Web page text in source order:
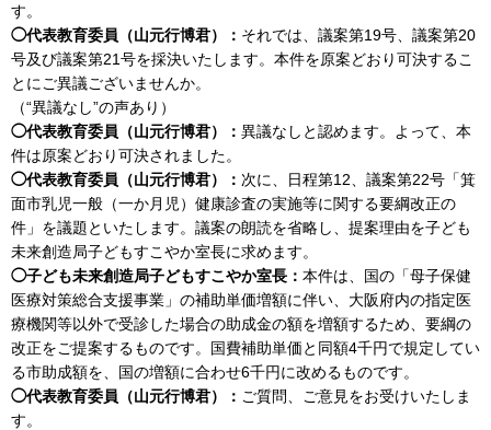
す。
◯代表教育委員（山元行博君）： それでは、議案第19号、議案第20
号及び議案第21号を採決いたします。本件を原案どおり可決するこ
とにご異議ございませんか。
（“異議なし”の声あり）
◯代表教育委員（山元行博君）： 異議なしと認めます。よって、本
件は原案どおり可決されました。
◯代表教育委員（山元行博君）： 次に、日程第12、議案第22号「箕
面市乳児一般（一か月児）健康診査の実施等に関する要綱改正の
件」を議題といたします。議案の朗読を省略し、提案理由を子ども
未来創造局子どもすこやか室長に求めます。
◯子ども未来創造局子どもすこやか室長： 本件は、国の「母子保健
医療対策総合支援事業」の補助単価増額に伴い、大阪府内の指定医
療機関等以外で受診した場合の助成金の額を増額するため、要綱の
改正をご提案するものです。国費補助単価と同額4千円で規定してい
る市助成額を、国の増額に合わせ6千円に改めるものです。
◯代表教育委員（山元行博君）： ご質問、ご意見をお受けいたしま
す。